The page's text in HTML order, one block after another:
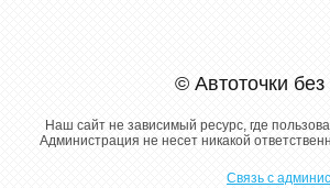
© Автоточки
Наш сайт не зависимый ресурс, где
Администрация не несет никакой
Связь с